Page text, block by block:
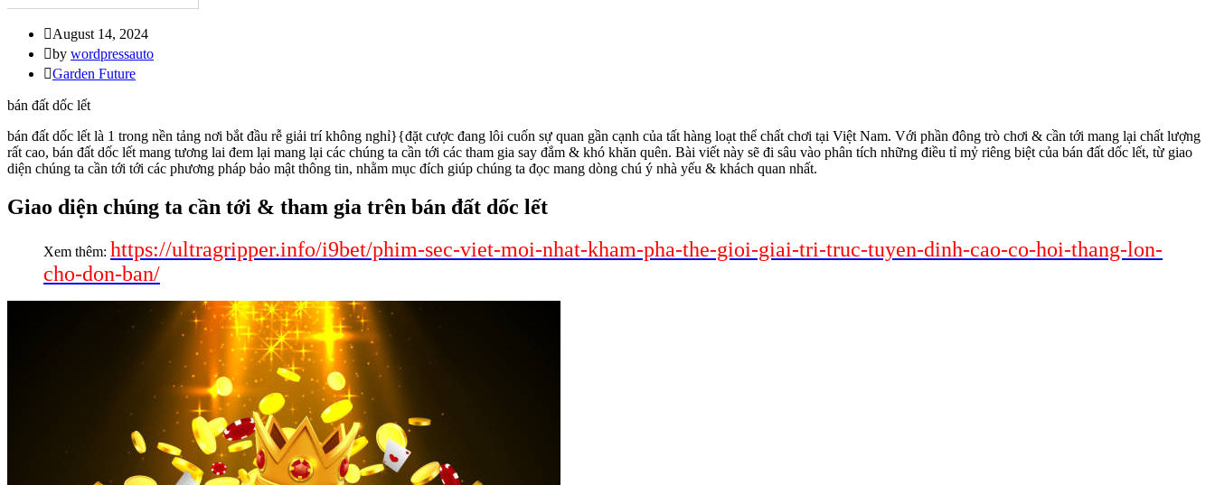
August 14, 2024
by wordpressauto
Garden Future
bán đất dốc lết
bán đất dốc lết là 1 trong nền tảng nơi bắt đầu rễ giải trí không nghỉ}{đặt cược đang lôi cuốn sự quan gần cạnh của tất hàng loạt thể chất chơi tại Việt Nam. Với phần đông trò chơi & cần tới mang lại chất lượng
rất cao, bán đất dốc lết mang tương lai đem lại mang lại các chúng ta cần tới các tham gia say đắm & khó khăn quên. Bài viết này sẽ đi sâu vào phân tích những điều tỉ mỷ riêng biệt của bán đất dốc lết, từ giao
diện chúng ta cần tới tới các phương pháp bảo mật thông tin, nhằm mục đích giúp chúng ta đọc mang dòng chú ý nhà yếu & khách quan nhất.
Giao diện chúng ta cần tới & tham gia trên bán đất dốc lết
Xem thêm: https://ultragripper.info/i9bet/phim-sec-viet-moi-nhat-kham-pha-the-gioi-giai-tri-truc-tuyen-dinh-cao-co-hoi-thang-lon-
cho-don-ban/